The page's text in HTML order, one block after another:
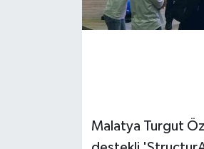
Malatya Turgut
HABERDE İNSAN